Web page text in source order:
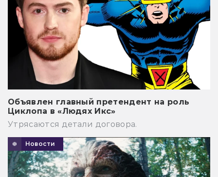
Объявлен главный претендент на роль
Циклопа в «Людях Икс»
Утрясаются детали договора.
Новости